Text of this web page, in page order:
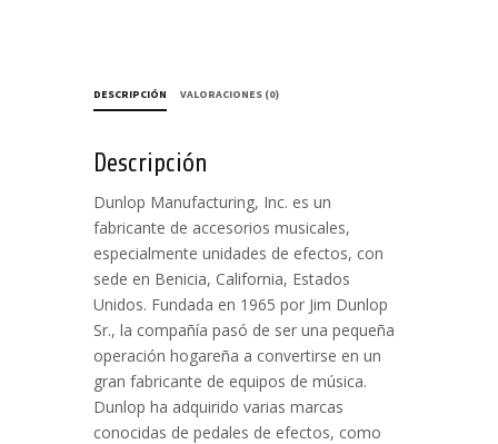
DESCRIPCIÓN VALORACIONES (0)
Descripción
Dunlop Manufacturing, Inc. es un
fabricante de accesorios musicales,
especialmente unidades de efectos, con
sede en Benicia, California, Estados
Unidos. Fundada en 1965 por Jim Dunlop
Sr., la compañía pasó de ser una pequeña
operación hogareña a convertirse en un
gran fabricante de equipos de música.
Dunlop ha adquirido varias marcas
conocidas de pedales de efectos, como